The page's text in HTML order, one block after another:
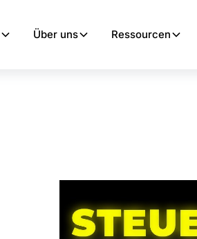
Über uns Ressourcen